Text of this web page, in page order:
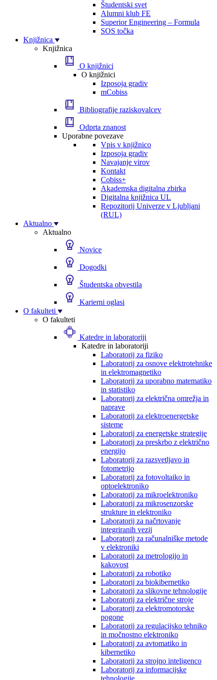
Študentski svet
Alumni klub FE
Superior Engineering – Formula
SOS točka
Knjižnica
Knjižnica
O knjižnici
O knjižnici
Izposoja gradiv
mCobiss
Bibliografije raziskovalcev
Odprta znanost
Uporabne povezave
Vpis v knjižnico
Izposoja gradiv
Navajanje virov
Kontakt
Cobiss+
Akademska digitalna zbirka
Digitalna knjižnica UL
Repozitorij Univerze v Ljubljani
(RUL)
Aktualno
Aktualno
Novice
Dogodki
Študentska obvestila
Karierni oglasi
O fakulteti
O fakulteti
Katedre in laboratoriji
Katedre in laboratoriji
Laboratorij za fiziko
Laboratorij za osnove elektrotehnike
in elektromagnetiko
Laboratorij za uporabno matematiko
in statistiko
Laboratorij za električna omrežja in
naprave
Laboratorij za elektroenergetske
sisteme
Laboratorij za energetske strategije
Laboratorij za preskrbo z električno
energijo
Laboratorij za razsvetljavo in
fotometrijo
Laboratorij za fotovoltaiko in
optoelektroniko
Laboratorij za mikroelektroniko
Laboratorij za mikrosenzorske
strukture in elektroniko
Laboratorij za načrtovanje
integriranih vezij
Laboratorij za računalniške metode
v elektroniki
Laboratorij za metrologijo in
kakovost
Laboratorij za robotiko
Laboratorij za biokibernetiko
Laboratorij za slikovne tehnologije
Laboratorij za električne stroje
Laboratorij za elektromotorske
pogone
Laboratorij za regulacijsko tehniko
in močnostno elektroniko
Laboratorij za avtomatiko in
kibernetiko
Laboratorij za strojno inteligenco
Laboratorij za informacijske
tehnologije